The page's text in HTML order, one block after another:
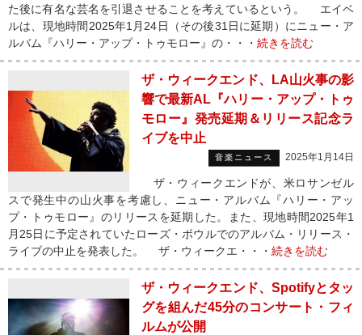
た後に有名な芸名を引退させることを考えているという。 エイベ
ルは、現地時間2025年1月24日（その後31日に延期）にニュー・ア
ルバム『ハリー・アップ・トゥモロー』の・・・ 続きを読む
ザ・ウィークエンド、LA山火事の影
響で最新AL『ハリー・アップ・トゥ
モロー』発売延期＆リリース記念ラ
イブを中止
音楽ニュース 2025年1月14日
ザ・ウィークエンドが、米ロサンゼル
スで発生中の山火事を考慮し、ニュー・アルバム『ハリー・アッ
プ・トゥモロー』のリリースを延期した。また、現地時間2025年1
月25日に予定されていたローズ・ボウルでのアルバム・リリース・
ライブの中止を発表した。 ザ・ウィークエ・・・ 続きを読む
ザ・ウィークエンド、Spotifyとタッ
グを組んだ45分のコンサート・フィ
ルムが公開